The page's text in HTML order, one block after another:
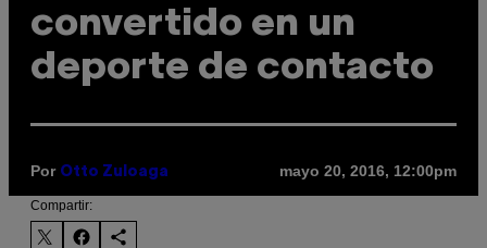
convertido en un
deporte de contacto
Por Otto Zuloaga mayo 20, 2016, 12:00pm
Compartir: